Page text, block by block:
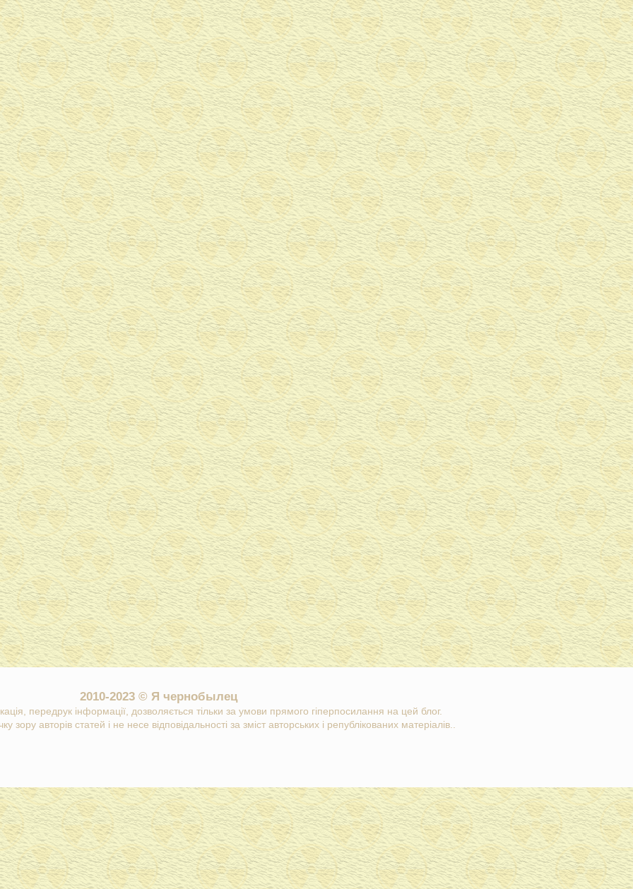
2010-2023 © Я чернобылец
передрук інформації, дозволяється тільки за умови прямого гіперпосилання на цей блог.
зору авторів статей і не несе відповідальності за зміст авторських і републікованих матеріалів..